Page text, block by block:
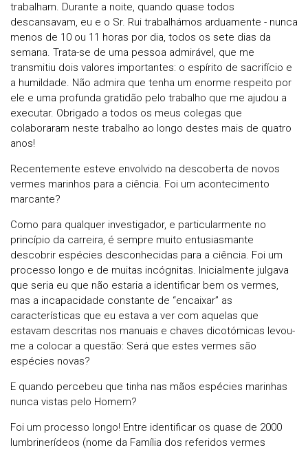
trabalham. Durante a noite, quando quase todos
descansavam, eu e o Sr. Rui trabalhámos arduamente - nunca
menos de 10 ou 11 horas por dia, todos os sete dias da
semana. Trata-se de uma pessoa admirável, que me
transmitiu dois valores importantes: o espírito de sacrifício e
a humildade. Não admira que tenha um enorme respeito por
ele e uma profunda gratidão pelo trabalho que me ajudou a
executar. Obrigado a todos os meus colegas que
colaboraram neste trabalho ao longo destes mais de quatro
anos!
Recentemente esteve envolvido na descoberta de novos
vermes marinhos para a ciência. Foi um acontecimento
marcante?
Como para qualquer investigador, e particularmente no
princípio da carreira, é sempre muito entusiasmante
descobrir espécies desconhecidas para a ciência. Foi um
processo longo e de muitas incógnitas. Inicialmente julgava
que seria eu que não estaria a identificar bem os vermes,
mas a incapacidade constante de “encaixar” as
características que eu estava a ver com aquelas que
estavam descritas nos manuais e chaves dicotómicas levou-
me a colocar a questão: Será que estes vermes são
espécies novas?
E quando percebeu que tinha nas mãos espécies marinhas
nunca vistas pelo Homem?
Foi um processo longo! Entre identificar os quase de 2000
lumbrinerídeos (nome da Família dos referidos vermes